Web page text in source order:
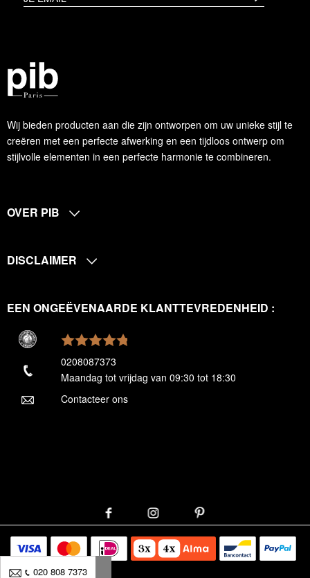
Wij bieden producten aan die zijn ontworpen om uw unieke stijl te
creëren met een perfecte afwerking en een tijdloos ontwerp om
stijlvolle elementen in een perfecte harmonie te combineren.
OVER PIB
DISCLAIMER
EEN ONGEËVENAARDE KLANTTEVREDENHEID :
0208087373
Maandag tot vrijdag van 09:30 tot 18:30
Contacteer ons
020 808 7373